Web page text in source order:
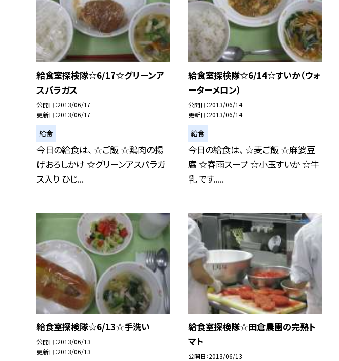
給食室探検隊☆6/17☆グリーンア
スパラガス
公開日 2013/06/17
更新日 2013/06/17
給食
今日の給食は、 ☆ご飯 ☆鶏肉の揚
げおろしかけ ☆グリーンアスパラガ
ス入り ひじ...
給食室探検隊☆6/14☆すいか（ウォ
ーターメロン）
公開日 2013/06/14
更新日 2013/06/14
給食
今日の給食は、 ☆麦ご飯 ☆麻婆豆
腐 ☆春雨スープ ☆小玉すいか ☆牛
乳 です。...
給食室探検隊☆6/13☆手洗い
公開日 2013/06/13
更新日 2013/06/13
給食室探検隊☆田倉農園の完熟ト
マト
公開日 2013/06/13